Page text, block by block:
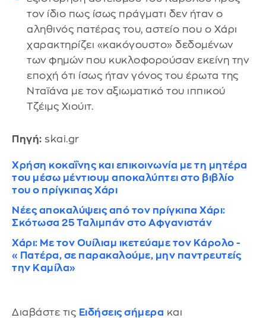
τον ίδιο πως ίσως πράγματι δεν ήταν ο
αληθινός πατέρας του, αστείο που ο Χάρι
χαρακτηρίζει «κακόγουστο» δεδομένων
των φημών που κυκλοφορούσαν εκείνη την
εποχή ότι ίσως ήταν γόνος του έρωτα της
Νταϊάνα με τον αξιωματικό του ιππικού
Τζέιμς Χιούιτ.
Πηγή: skai.gr
Χρήση κοκαΐνης και επικοινωνία με τη μητέρα
του μέσω μέντιουμ αποκαλύπτει στο βιβλίο
του ο πρίγκιπας Χάρι
Νέες αποκαλύψεις από τον πρίγκιπα Χάρι:
Σκότωσα 25 Ταλιμπάν στο Αφγανιστάν
Χάρι: Με τον Ουίλιαμ ικετεύαμε τον Κάρολο -
«Πατέρα, σε παρακαλούμε, μην παντρευτείς
την Καμίλα»
Διαβάστε τις Ειδήσεις σήμερα και